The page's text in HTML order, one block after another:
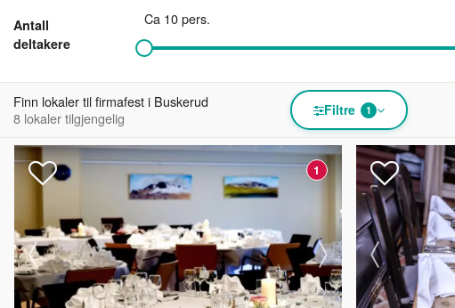
Antall
deltakere
Ca 10 pers.
Finn lokaler til firmafest i Buskerud
8 lokaler tilgjengelig
Filtre 1
1